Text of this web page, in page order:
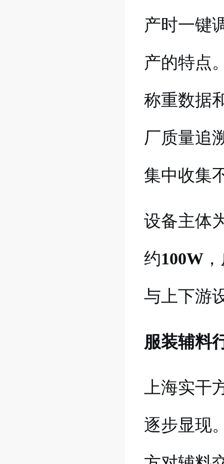
产时一键
产的特点
称重数据
厂质量追
集中收集
设备主体
约100W
与上下游
服装辅料
上海实
逐步显现